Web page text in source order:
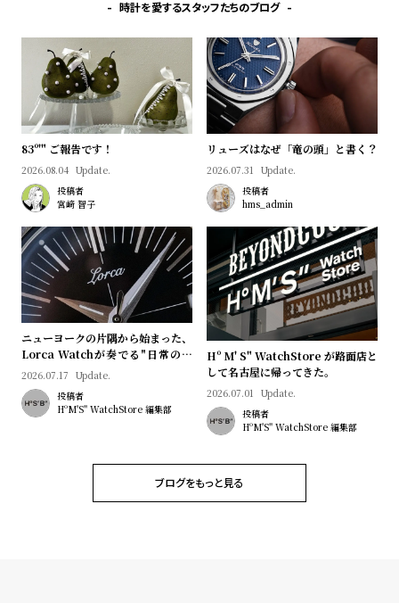
プ
ラ
ス
ビ
ス
よ
く
あ
る
質
問
お
問
い
合
わ
せ
時計を愛するスタッフたちのブログ
83º'" ご報告です！
2026.08.04 Update.
投稿者
宮﨑 智子
リューズはなぜ「竜の頭」と書く？
2026.07.31 Update.
投稿者
hms_admin
ニューヨークの片隅から始まった、
Lorca Watchが奏でる"日常のロ
マン"｜Brand Picks #08
2026.07.17 Update.
投稿者
HºM'S" WatchStore 編集部
Hº M' S" WatchStore が路面店と
して名古屋に帰ってきた。
2026.07.01 Update.
投稿者
HºM'S" WatchStore 編集部
ブログをもっと見る